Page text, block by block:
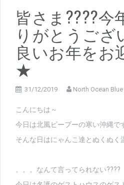
皆さま????今
りがとうご
良いお年をお
★
31/12/2019 North Ocean Blue
こんにちは～
今日は北風ピープーの寒い沖縄
そんな日はにゃんこ達とぬくぬく
。。。なんて言ってられない????